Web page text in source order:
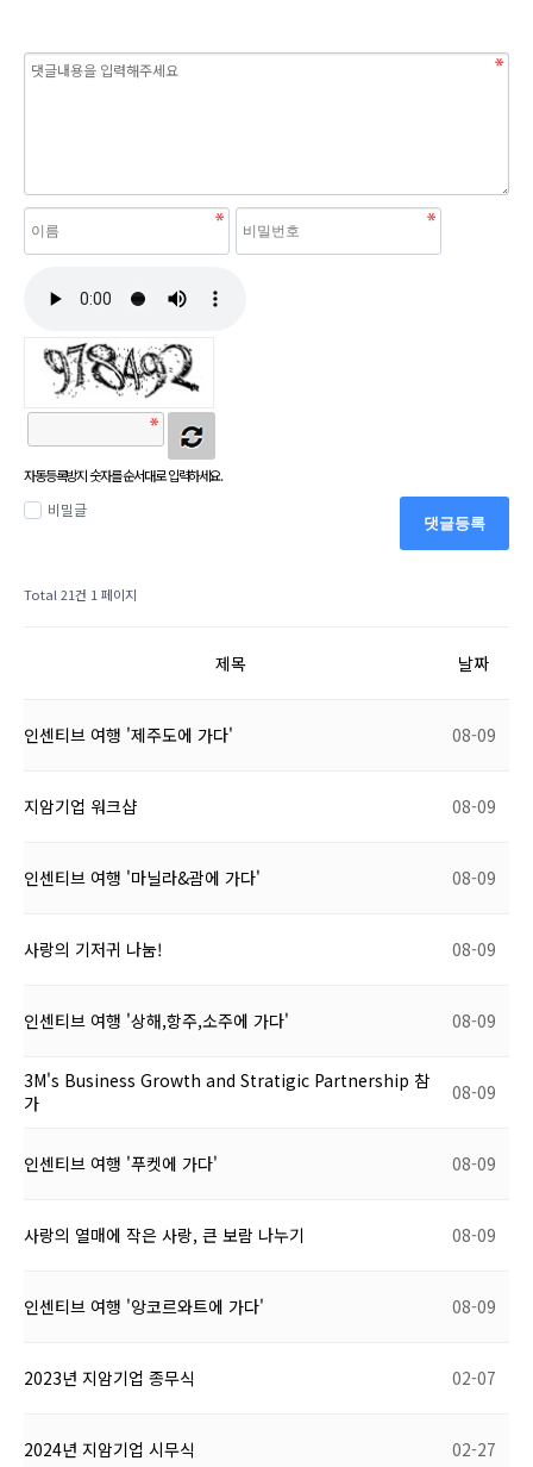
자동등록방지 숫자를 순서대로 입력하세요.
비밀글
댓글등록
Total 21건 1 페이지
제목 날짜
인센티브 여행 '제주도에 가다' 08-09
지암기업 워크샵 08-09
인센티브 여행 '마닐라&괌에 가다' 08-09
사랑의 기저귀 나눔! 08-09
인센티브 여행 '상해,항주,소주에 가다' 08-09
3M's Business Growth and Stratigic Partnership 참
가
08-09
인센티브 여행 '푸켓에 가다' 08-09
사랑의 열매에 작은 사랑, 큰 보람 나누기 08-09
인센티브 여행 '앙코르와트에 가다' 08-09
2023년 지암기업 종무식 02-07
2024년 지암기업 시무식 02-27